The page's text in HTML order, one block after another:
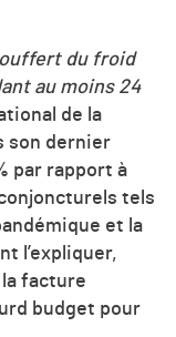
du froid
au moins 24
de la
son dernier
par rapport à
tels
et la
l’expliquer,
facture
budget pour